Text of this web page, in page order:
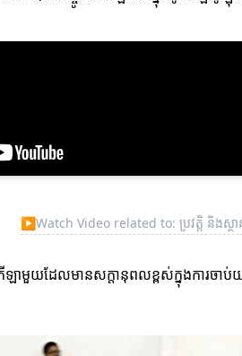
▶Watch Video related to: ប្រវត្តិ និងស្ថ
មួយដែលមានសក្តានុពលខ្ពស់ក្នុងការចា